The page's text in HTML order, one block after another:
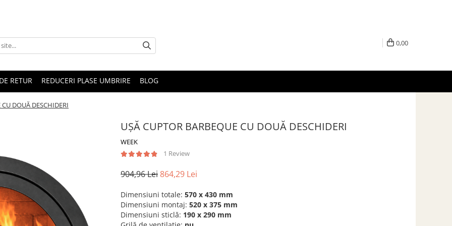
0,00
RETUR REDUCERI PLASE UMBRIRE BLOG
DOUĂ DESCHIDERI
UȘĂ CUPTOR BARBEQUE CU DOUĂ DESCHIDERI
WEEK
1 Review
904,96 Lei864,29 Lei
Dimensiuni totale: 570 x 430 mm
Dimensiuni montaj: 520 x 375 mm
Dimensiuni sticlă: 190 x 290 mm